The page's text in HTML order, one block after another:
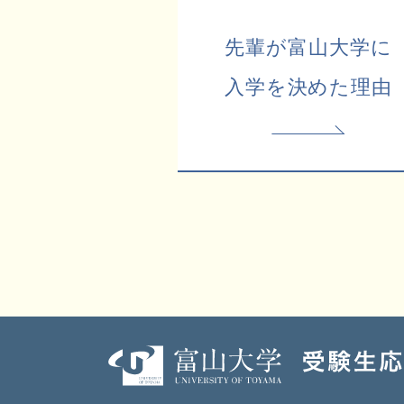
先輩が富山大学に
入学を決めた理由